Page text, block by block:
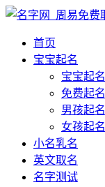
首页
宝宝起名
宝宝起名
免费起名
男孩起名
女孩起名
小名乳名
英文取名
名字测试